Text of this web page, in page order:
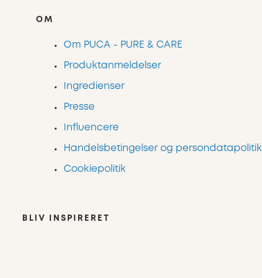
OM
Om PUCA - PURE & CARE
Produktanmeldelser
Ingredienser
Presse
Influencere
Handelsbetingelser og persondatapolitik
Cookiepolitik
BLIV INSPIRERET